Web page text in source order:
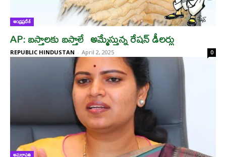
ఆంధ్రప్రదేశ్
AP: బస్తాలకు బస్తాలే అమ్మేస్తున్న రేషన్ డీలర్లు
REPUBLIC HINDUSTAN - April 2, 2025 0
అమరావతి